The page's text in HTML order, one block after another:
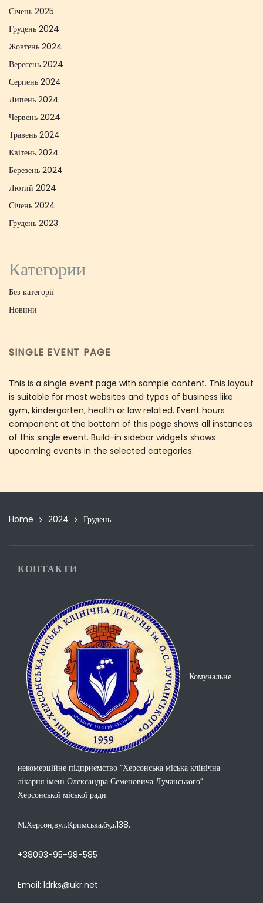
Січень 2025
Грудень 2024
Жовтень 2024
Вересень 2024
Серпень 2024
Липень 2024
Червень 2024
Травень 2024
Квітень 2024
Березень 2024
Лютий 2024
Січень 2024
Грудень 2023
Категории
Без категорії
Новини
SINGLE EVENT PAGE
This is a single event page with sample content. This layout
is suitable for most websites and types of business like
gym, kindergarten, health or law related. Event hours
component at the bottom of this page shows all instances
of this single event. Build-in sidebar widgets shows
upcoming events in the selected categories.
Home 2024 Грудень
КОНТАКТИ
Комунальне
некомерційне підприємство “Херсонська міська клінічна
лікарня імені Олександра Семеновича Лучанського”
Херсонської міської ради.
М.Херсон,вул.Кримська,буд.138.
+38093-95-98-585
Email: ldrks@ukr.net